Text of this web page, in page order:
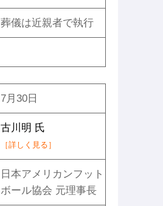
葬儀は近親者で執行
7月30日
古川明 氏
［詳しく見る］
日本アメリカンフット
ボール協会 元理事長